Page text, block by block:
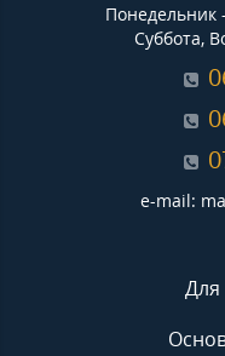
Понедельник
Суббота,
e-mail:
Для